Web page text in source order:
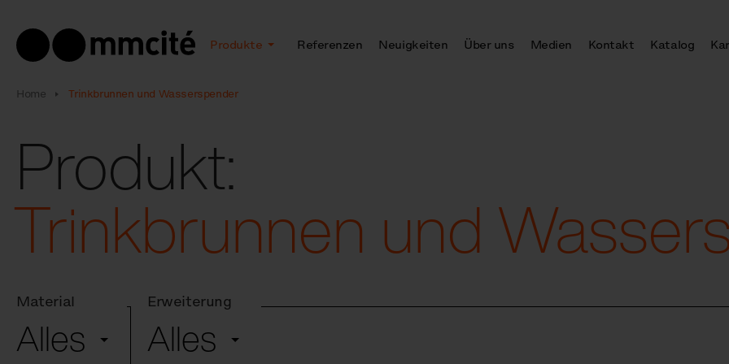
Produkte Referenzen Neuigkeiten Über uns Medien Kontakt Katalog
Home Trinkbrunnen und Wasserspender
Produkt:
Trinkbrunnen und
Material
Alles
Erweiterung
Alles